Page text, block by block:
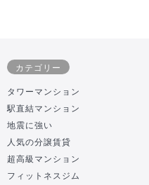
カテゴリー
タワーマンション
駅直結マンション
地震に強い
人気の分譲賃貸
超高級マンション
フィットネスジム